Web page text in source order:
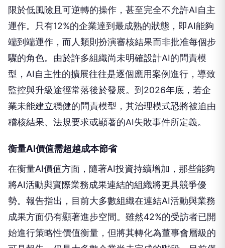
限於低風險且可逆轉的操作，甚至完全不允許AI自主
運作。只有12%的企業達到最成熟的狀態，即AI能夠
端到端運作，而人類則扮演審核結果而非批准每個步
驟的角色。由於許多組織尚未明確設計AI的問責模
型，AI自主性的擴展往往是逐個應用案例進行，導致
監控與升級途徑常落後於發展。到2026年底，若企
業未能建立穩健的問責模型，其治理模式恐將被迫由
稽核結果、法規要求或顯著的AI失敗事件所定義。
衡量AI價值需超越成本節省
在衡量AI價值方面，隨著AI投資持續增加，那些能夠
將AI活動與實際業務成果連結的組織將更具競爭優
勢。報告指出，目前大多數組織在連結AI活動與業務
成果方面仍有顯著進步空間。雖然42%的受訪者已開
始進行策略性價值衡量，但將其轉化為董事會層級的